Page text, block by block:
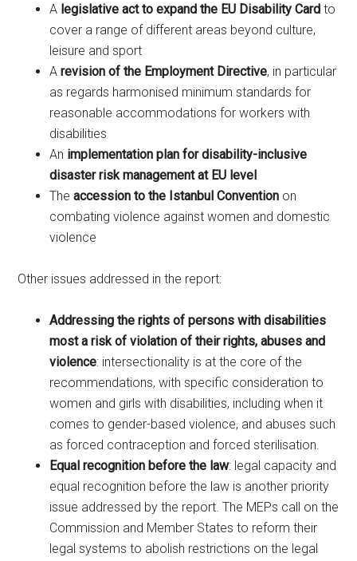
A legislative act to expand the EU Disability Card to
cover a range of different areas beyond culture,
leisure and sport
Arevision of the Employment Directive, in particular
as regards harmonised minimum standards for
reasonable accommodations for workers with
disabilities
An implementation plan for disability-inclusive
disaster risk management at EU level
Theaccession to the Istanbul Convention on
combating violence against women and domestic
violence
Other issues addressed in the report:
Addressing the rights of persons with disabilities
most a risk of violation of their rights, abuses and
violence: intersectionality is at the core of the
recommendations, with specific consideration to
women and girls with disabilities, including when it
comes to gender-based violence, and abuses such
as forced contraception and forced sterilisation.
Equal recognition before the law: legal capacity and
equal recognition before the law is another priority
issue addressed by the report. The MEPs call on the
Commission and Member States to reform their
legal systems to abolish restrictions on the legal